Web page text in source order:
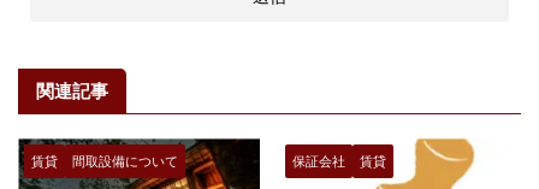
関連記事
賃貸 間取設備について 保証会社 賃貸